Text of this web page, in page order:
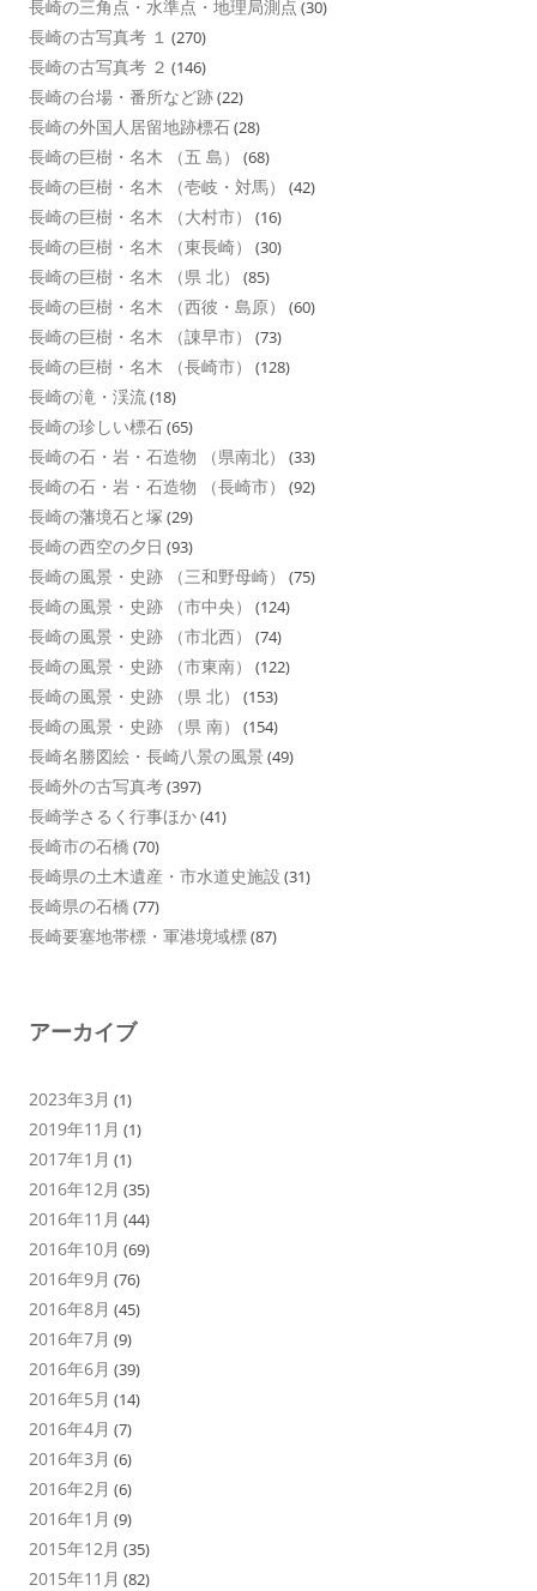
長崎の三角点・水準点・地理局測点 (30)
長崎の古写真考 １ (270)
長崎の古写真考 ２ (146)
長崎の台場・番所など跡(22)
長崎の外国人居留地跡標石(28)
長崎の巨樹・名木 （五 島） (68)
長崎の巨樹・名木 （壱岐・対馬） (42)
長崎の巨樹・名木 （大村市） (16)
長崎の巨樹・名木 （東長崎） (30)
長崎の巨樹・名木 （県 北） (85)
長崎の巨樹・名木 （西彼・島原） (60)
長崎の巨樹・名木 （諌早市） (73)
長崎の巨樹・名木 （長崎市） (128)
長崎の滝・渓流(18)
長崎の珍しい標石(65)
長崎の石・岩・石造物 （県南北） (33)
長崎の石・岩・石造物 （長崎市） (92)
長崎の藩境石と塚 (29)
長崎の西空の夕日 (93)
長崎の風景・史跡 （三和野母崎） (75)
長崎の風景・史跡 （市中央） (124)
長崎の風景・史跡 （市北西） (74)
長崎の風景・史跡 （市東南） (122)
長崎の風景・史跡 （県 北） (153)
長崎の風景・史跡 （県 南） (154)
長崎名勝図絵・長崎八景の風景 (49)
長崎外の古写真考(397)
長崎学さるく行事ほか(41)
長崎市の石橋 (70)
長崎県の土木遺産・市水道史施設 (31)
長崎県の石橋 (77)
長崎要塞地帯標・軍港境域標(87)
アーカイブ
2023年3月 (1)
2019年11月 (1)
2017年1月 (1)
2016年12月 (35)
2016年11月 (44)
2016年10月 (69)
2016年9月 (76)
2016年8月 (45)
2016年7月 (9)
2016年6月 (39)
2016年5月 (14)
2016年4月 (7)
2016年3月 (6)
2016年2月 (6)
2016年1月 (9)
2015年12月 (35)
2015年11月 (82)